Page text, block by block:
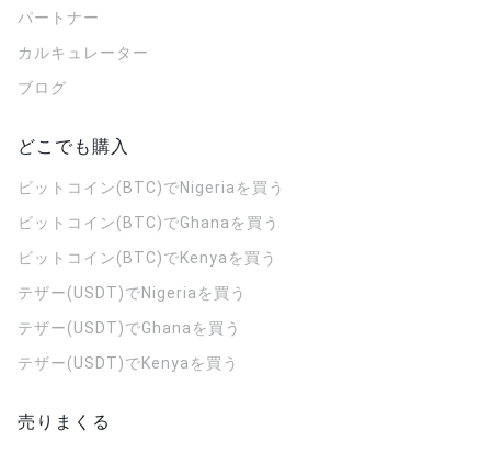
パートナー
カルキュレーター
ブログ
どこでも購入
ビットコイン(BTC)でNigeriaを買う
ビットコイン(BTC)でGhanaを買う
ビットコイン(BTC)でKenyaを買う
テザー(USDT)でNigeriaを買う
テザー(USDT)でGhanaを買う
テザー(USDT)でKenyaを買う
売りまくる